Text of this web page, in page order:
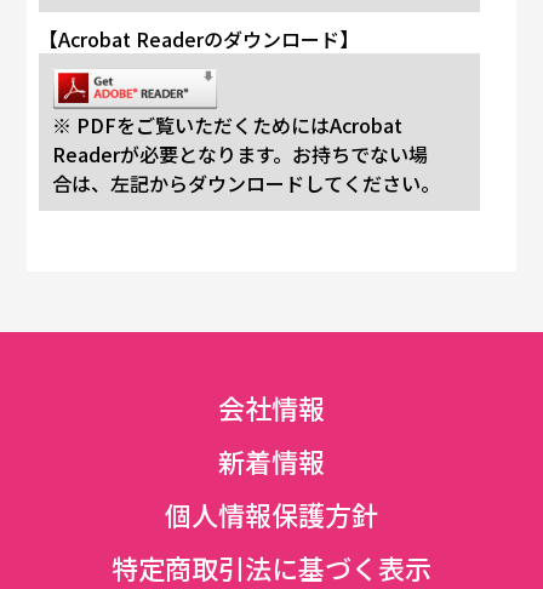
【Acrobat Readerのダウンロード】
※ PDFをご覧いただくためにはAcrobat
Readerが必要となります。お持ちでない場
合は、左記からダウンロードしてください。
会社情報
新着情報
個人情報保護方針
特定商取引法に基づく表示